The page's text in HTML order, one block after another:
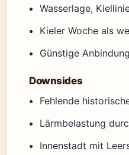
Wasserlage,
Kieler Woche als
Günstige
Downsides
Fehlende
Lärmbelastung
Innenstadt mit